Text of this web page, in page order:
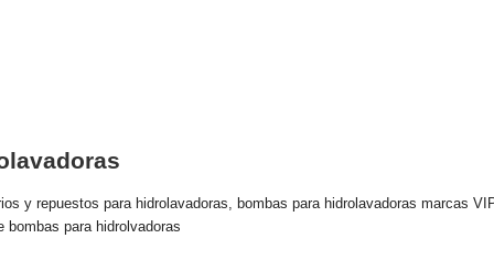
y repuestos para hidrolavadoras, bombas para hidrolavadoras marcas
para hidrolvadoras